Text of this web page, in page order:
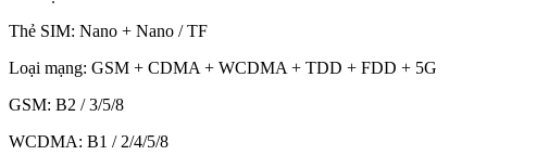
Thẻ SIM: Nano + Nano / TF
Loại mạng: GSM + CDMA + WCDMA + TDD + FDD + 5G
GSM: B2 / 3/5/8
WCDMA: B1 / 2/4/5/8